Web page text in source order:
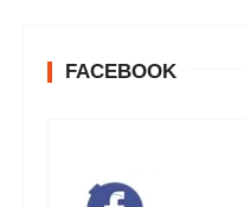
FACEBOOK